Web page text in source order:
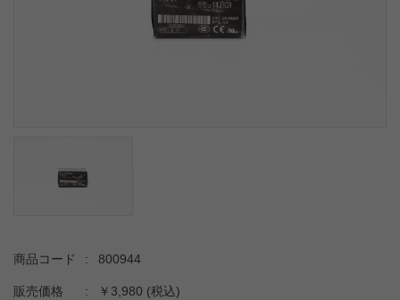
商品コード : 800944
販売価格 : ￥3,980 (税込)